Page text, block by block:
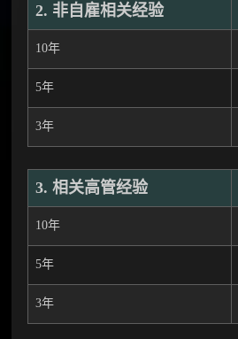
2. 非自雇相关经验
10年
5年
3年
3. 相关高管经验
10年
5年
3年